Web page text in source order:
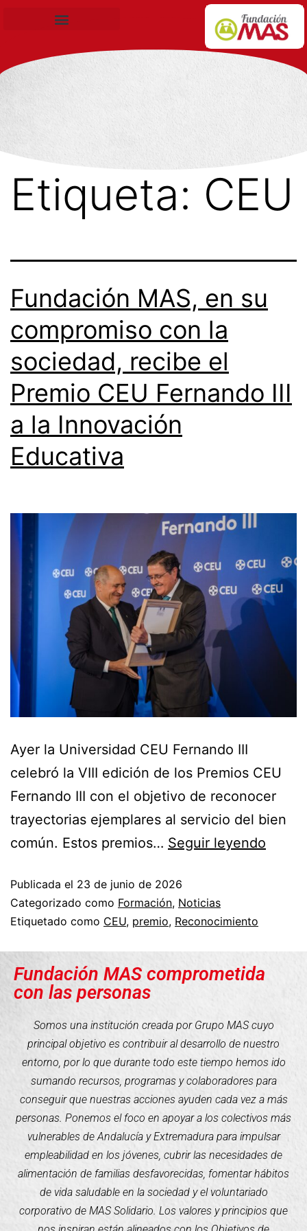
Etiqueta: CEU
Fundación MAS, en su
compromiso con la
sociedad, recibe el
Premio CEU Fernando III
a la Innovación
Educativa
Ayer la Universidad CEU Fernando III
celebró la VIII edición de los Premios CEU
Fernando III con el objetivo de reconocer
trayectorias ejemplares al servicio del bien
común. Estos premios… Seguir leyendo
Publicada el 23 de junio de 2026
Categorizado como Formación, Noticias
Etiquetado como CEU, premio, Reconocimiento
Fundación MAS comprometida
con las personas
Somos una institución creada por Grupo MAS cuyo
principal objetivo es contribuir al desarrollo de nuestro
entorno, por lo que durante todo este tiempo hemos ido
sumando recursos, programas y colaboradores para
conseguir que nuestras acciones ayuden cada vez a más
personas. Ponemos el foco en apoyar a los colectivos más
vulnerables de Andalucía y Extremadura para impulsar
empleabilidad en los jóvenes, cubrir las necesidades de
alimentación de familias desfavorecidas, fomentar hábitos
de vida saludable en la sociedad y el voluntariado
corporativo de MAS Solidario. Los valores y principios que